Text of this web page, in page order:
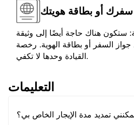
سفرك أو بطاقة هويتك
ستكون هناك حاجة أيضًا إلى وثيقة
جواز السفر أو بطاقة الهوية. رخصة
القيادة وحدها لا تكفي.
التعليمات
تمديد مدة الإيجار الخاص بي؟